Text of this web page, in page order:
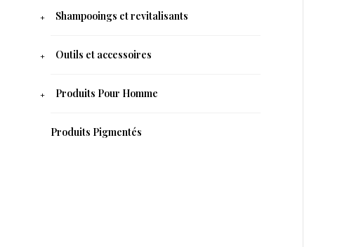
Shampooings et revitalisants
Outils et accessoires
Produits Pour Homme
Produits Pigmentés